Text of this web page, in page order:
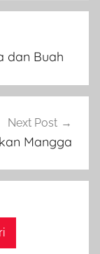
dan Buah
Next Post
Mangga